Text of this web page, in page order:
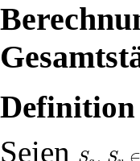
Definition
Seien